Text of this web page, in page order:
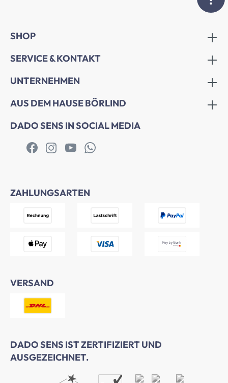
SHOP
SERVICE & KONTAKT
UNTERNEHMEN
AUS DEM HAUSE BÖRLIND
DADO SENS IN SOCIAL MEDIA
ZAHLUNGSARTEN
VERSAND
DADO SENS IST ZERTIFIZIERT UND
AUSGEZEICHNET.